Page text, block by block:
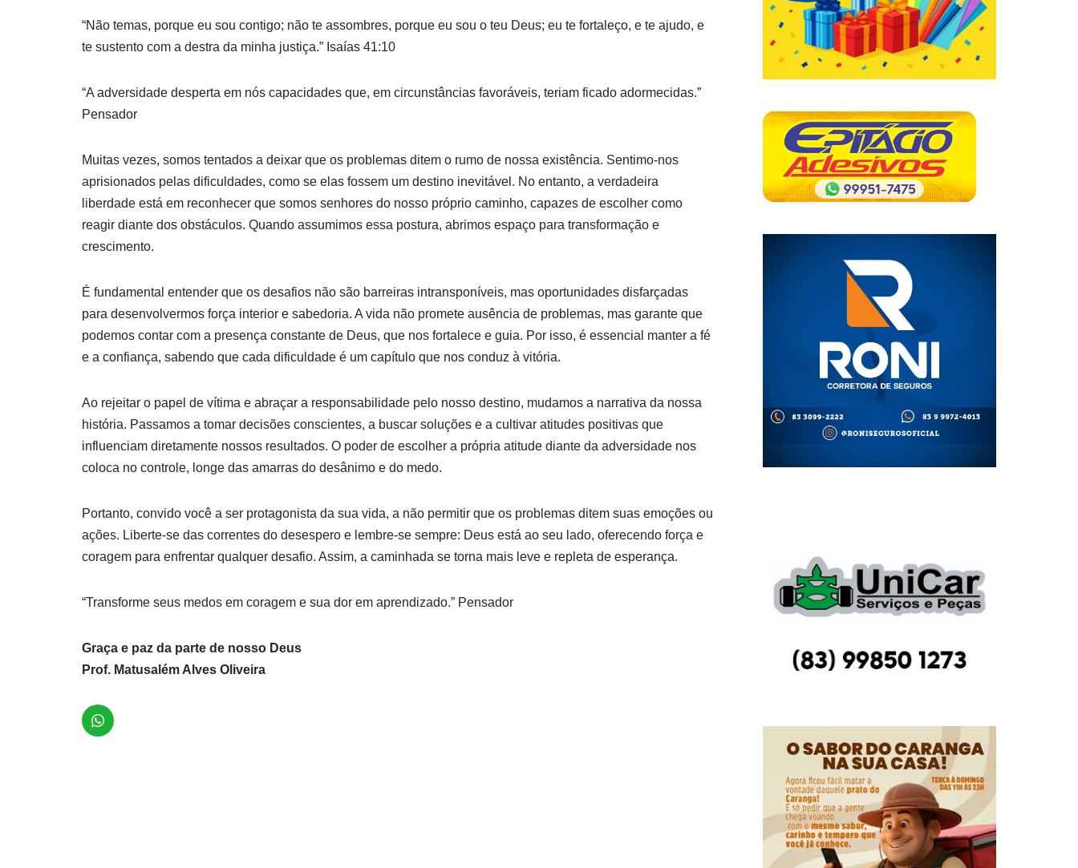
“Não temas, porque eu sou contigo; não te assombres, porque eu sou o teu Deus; eu te fortaleço, e te ajudo, e
te sustento com a destra da minha justiça.” Isaías 41:10
“A adversidade desperta em nós capacidades que, em circunstâncias favoráveis, teriam ficado adormecidas.”
Pensador
Muitas vezes, somos tentados a deixar que os problemas ditem o rumo de nossa existência. Sentimo-nos
aprisionados pelas dificuldades, como se elas fossem um destino inevitável. No entanto, a verdadeira
liberdade está em reconhecer que somos senhores do nosso próprio caminho, capazes de escolher como
reagir diante dos obstáculos. Quando assumimos essa postura, abrimos espaço para transformação e
crescimento.
É fundamental entender que os desafios não são barreiras intransponíveis, mas oportunidades disfarçadas
para desenvolvermos força interior e sabedoria. A vida não promete ausência de problemas, mas garante que
podemos contar com a presença constante de Deus, que nos fortalece e guia. Por isso, é essencial manter a fé
e a confiança, sabendo que cada dificuldade é um capítulo que nos conduz à vitória.
Ao rejeitar o papel de vítima e abraçar a responsabilidade pelo nosso destino, mudamos a narrativa da nossa
história. Passamos a tomar decisões conscientes, a buscar soluções e a cultivar atitudes positivas que
influenciam diretamente nossos resultados. O poder de escolher a própria atitude diante da adversidade nos
coloca no controle, longe das amarras do desânimo e do medo.
Portanto, convido você a ser protagonista da sua vida, a não permitir que os problemas ditem suas emoções ou
ações. Liberte-se das correntes do desespero e lembre-se sempre: Deus está ao seu lado, oferecendo força e
coragem para enfrentar qualquer desafio. Assim, a caminhada se torna mais leve e repleta de esperança.
“Transforme seus medos em coragem e sua dor em aprendizado.” Pensador
Graça e paz da parte de nosso Deus
Prof. Matusalém Alves Oliveira